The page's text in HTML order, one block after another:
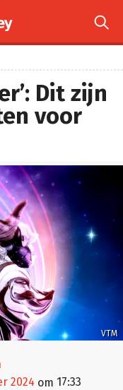

Dit zijn
voor
VTM
2024 om 17:33